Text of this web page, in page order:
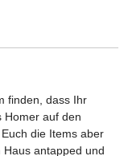
finden, dass Ihr
Homer auf den
die Items aber
antapped und